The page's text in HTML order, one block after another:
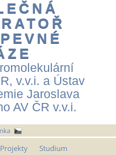
v.v.i. a Ústav
Jaroslava
AV ČR v.v.i.
Projekty Studium